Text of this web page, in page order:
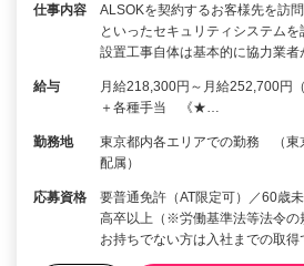
仕事内容
ALSOKを契約するお客様先を訪
といったセキュリティシステムを
設置工事自体は基本的に協力業者
給与
月給218,300円～月給252,700円
＋各種手当 《★…
勤務地
東京都内各エリアでの勤務 （東
配属）
応募資格
要普通免許（AT限定可）／60歳
高卒以上（※労働基準法等法令
お持ちでない方は入社までの取得